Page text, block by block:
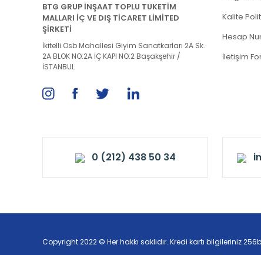
BTG GRUP İNŞAAT TOPLU TUKETİM
MALLARI İÇ VE DIŞ TİCARET LİMİTED
ŞİRKETİ
İkitelli Osb Mahallesi Giyim Sanatkarları 2A Sk.
2A BLOK NO:2A İÇ KAPI NO:2 Başakşehir /
İSTANBUL
Kalite
Hesap
İletişim
0 (212) 438 50 34
Copyright 2022 © Her hakkı saklıdır. Kredi kartı bilgileriniz